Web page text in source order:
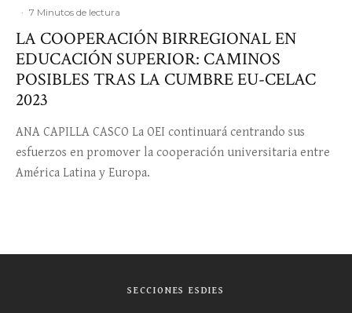
· 7 Minutos de lectura
LA COOPERACIÓN BIRREGIONAL EN
EDUCACIÓN SUPERIOR: CAMINOS
POSIBLES TRAS LA CUMBRE EU-CELAC
2023
ANA CAPILLA CASCO La OEI continuará centrando sus
esfuerzos en promover la cooperación universitaria entre
América Latina y Europa.
SECCIONES ESDIES